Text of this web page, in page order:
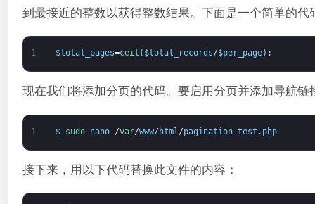
到最接近的整数以获得整数结果。下面是一个简单的
1 $total_pages=ceil ( $total_records/$per_page) ;
现在我们将添加分页的代码。要启用分页并添加导航
1 $ sudo nano /var/www/ html/pagination_test . php
接下来，用以下代码替换此文件的内容：